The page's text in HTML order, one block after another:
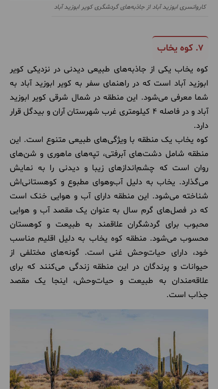
کاروانسری ابوزید آباد از جاذبه‌های گردشگری کویر ابوزید آباد
7. کوه یخاب
کوه یخاب یکی از جاذبه‌های طبیعی دیدنی در نزدیکی کویر
ابوزید آباد است که در راهنمای سفر به کویر ابوزید آباد به
شما معرفی می‌شود. این منطقه در شمال شرقی کویر ابوزید
آباد و در فاصله 4 کیلومتری غرب شهرستان آران و بیدگل قرار
دارد.
کوه یخاب یک منطقه با ویژگی‌های طبیعی متنوع است. این
منطقه شامل دشت‌های آبرفتی، تپه‌های ماهوری و شن‌های
روان است که چشم‌اندازهای زیبا و دیدنی را به نمایش
می‌گذارد. یخاب به دلیل آب‌وهوای مطبوع و کوهستانی‌اش
شناخته می‌شود. این منطقه دارای آب و هوایی خنک است
که در فصل‌های گرم سال به عنوان یک مقصد آب ‌و هوایی
محبوب برای گردشگران علاقمند به طبیعت و کوهستان
محسوب می‌شود. منطقه کوه یخاب به دلیل اقلیم مناسب
خود، دارای حیات‌وحش غنی است. گونه‌های مختلفی از
حیوانات و پرندگان در این منطقه زندگی می‌کنند که برای
علاقه‌مندان به طبیعت و حیات‌وحش، اینجا یک مقصد
جذاب است.